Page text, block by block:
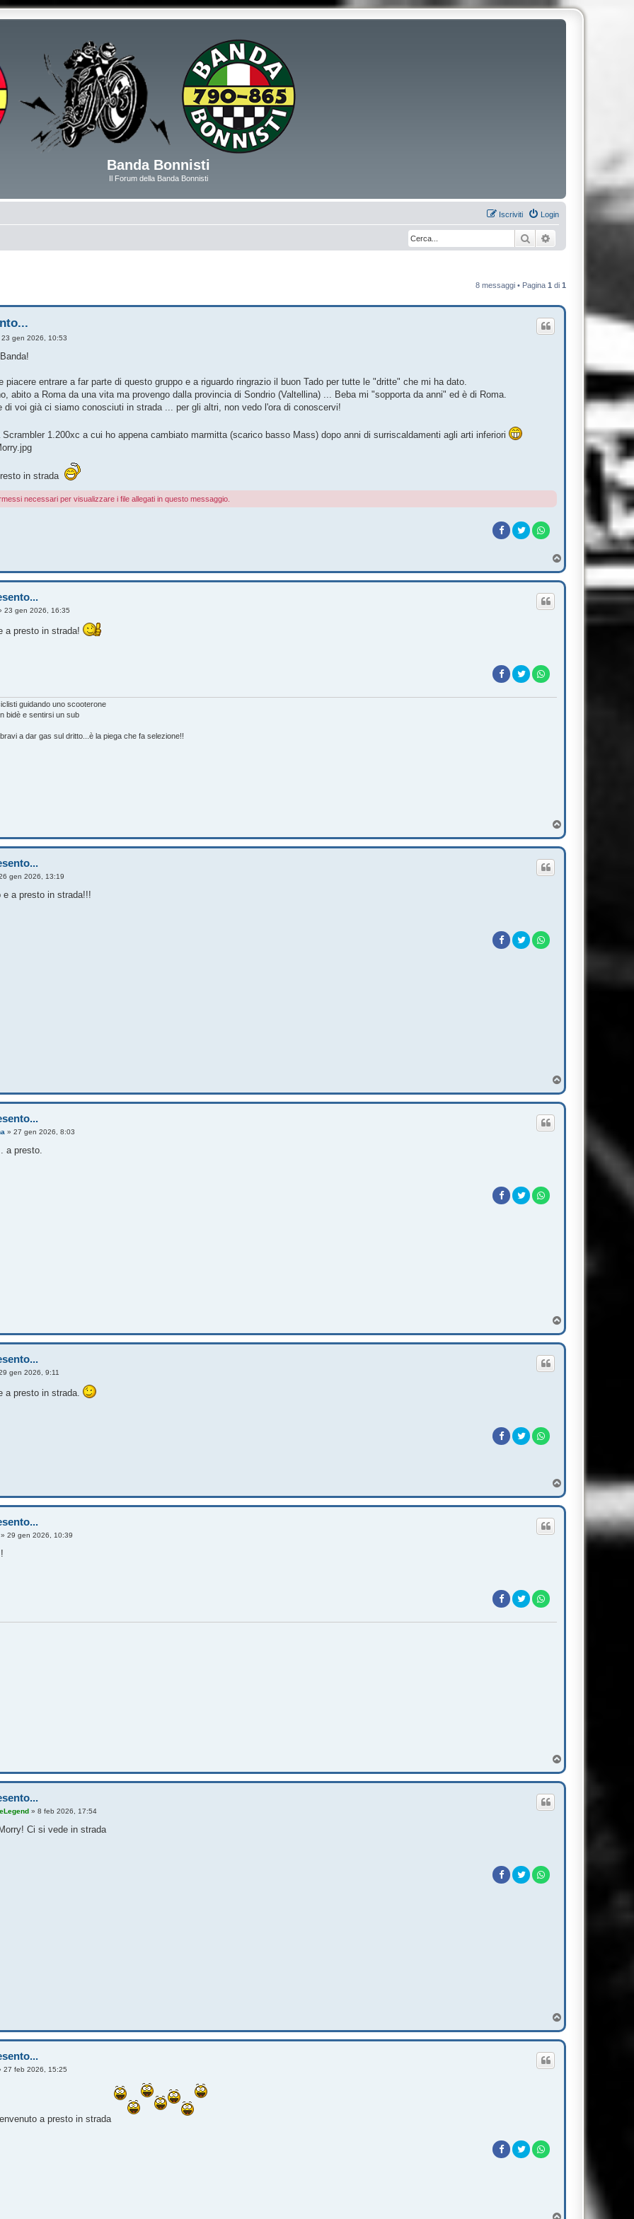
Banda Bonnisti
Il Forum della Banda Bonnisti
Login
Iscriviti
Cerca
8 messaggi • Pagina 1 di 1
23 gen 2026, 10:53
piacere entrare a far parte di questo gruppo e a riguardo ringrazio il buon Tado per tutte le "dritte" che mi ha dato.
abito a Roma da una vita ma provengo dalla provincia di Sondrio (Valtellina) ... Beba mi "sopporta da anni" ed è di Roma.
di voi già ci siamo conosciuti in strada ... per gli altri, non vedo l'ora di conoscervi!
1.200xc a cui ho appena cambiato marmitta (scarico basso Mass) dopo anni di surriscaldamenti agli arti inferiori
in strada
necessari per visualizzare i file allegati in questo messaggio.
o
23 gen 2026, 16:35
a presto in strada!
guidando uno scooterone
bidè e sentirsi un sub
a dar gas sul dritto...è la piega che fa selezione!!
o
gen 2026, 13:19
e a presto in strada!!!
o
»27 gen 2026, 8:03
a presto.
o
gen 2026, 9:11
a presto in strada.
o
»29 gen 2026, 10:39
o
»8 feb 2026, 17:54
Ci si vede in strada
o
27 feb 2026, 15:25
a presto in strada